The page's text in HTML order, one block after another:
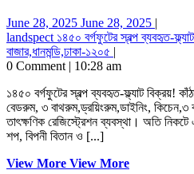
June 28, 2025 June 28, 2025 |
landspect ১৪৫০ বর্গফুটের স্বল্প ব্যবহৃত-ফ্ল্যা
বাজার,ধানমন্ডি,ঢাকা-১২০৫ |
0 Comment | 10:28 am
১৪৫০ বর্গফুটের স্বল্প ব্যবহৃত-ফ্ল্যাট বিক্রয়! কাঁঠালবাগান বাজার,ধানমন্ডি,ঢাকা-১২০৫ ৩
বেডরুম, ৩ বাথরুম,ড্রয়িংরুম,ডাইনিং, কিচেন,৩
তাৎক্ষণিক রেজিস্ট্রেশন ব্যবস্থা। অতি
শপ, বিপনী বিতান ও [...]
View More View More